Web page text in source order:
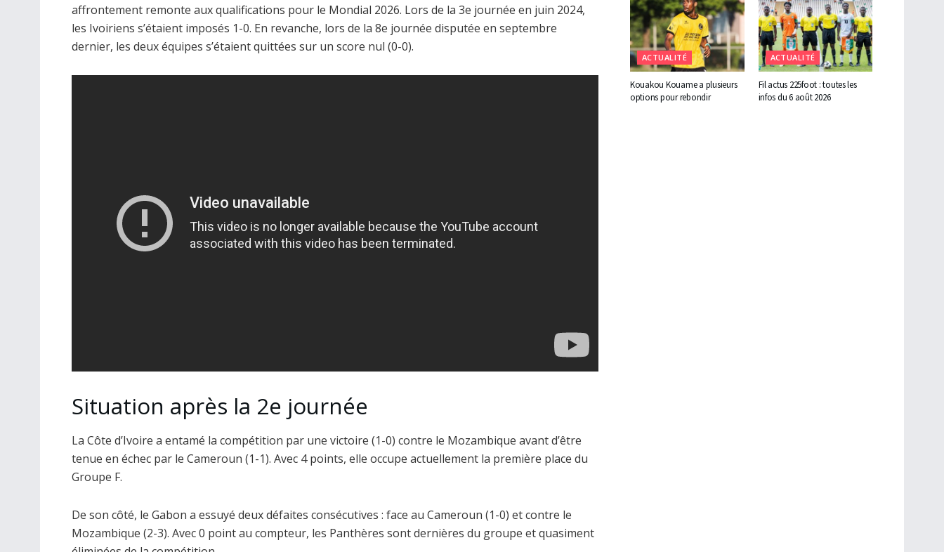
affrontement remonte aux qualifications pour le Mondial 2026. Lors de la 3e journée en juin 2024,
les Ivoiriens s’étaient imposés 1-0. En revanche, lors de la 8e journée disputée en septembre
dernier, les deux équipes s’étaient quittées sur un score nul (0-0).
Situation après la 2e journée
La Côte d’Ivoire a entamé la compétition par une victoire (1-0) contre le Mozambique avant d’être
tenue en échec par le Cameroun (1-1). Avec 4 points, elle occupe actuellement la première place du
Groupe F.
De son côté, le Gabon a essuyé deux défaites consécutives : face au Cameroun (1-0) et contre le
Mozambique (2-3). Avec 0 point au compteur, les Panthères sont dernières du groupe et quasiment
ACTUALITÉ
Kouakou Kouame a plusieurs
options pour rebondir
ACTUALITÉ
Fil actus 225foot : toutes les
infos du 6 août 2026